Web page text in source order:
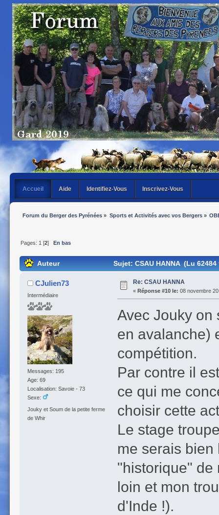
Accueil Aide Identifiez-Vous Inscrivez-Vous
Forum du Berger des Pyrénées » Sports et Activités avec vos Bergers»
Pages: 1 [2] En bas
Auteur Sujet: CSAU HANNA (Lu 62484
CJulien73
Intermédiaire
Messages: 195
Age: 69
Localisation: Savoie - 73
Sexe:
Jouky et Soum de la petite ferme
de Whir
Re: CSAU HANNA
« Réponse #10 le: 08 novembre
Avec Jouky on
en avalanche)
compétition.
Par contre il
ce qui me
choisir cette
Le stage
me serais
"historique" de
loin et mon
d'Inde !).